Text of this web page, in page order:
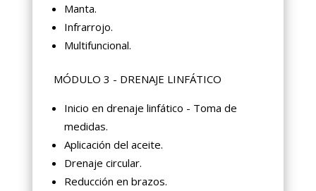
Manta.
Infrarrojo.
Multifuncional.
MÓDULO 3 - DRENAJE LINFÁTICO
Inicio en drenaje linfático - Toma de
medidas.
Aplicación del aceite.
Drenaje circular.
Reducción en brazos.